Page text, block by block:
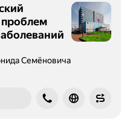
проблем
Семёновича